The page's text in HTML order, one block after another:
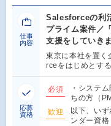
仕事
内容
Salesforceの利
プライム案件／
支援をしていき
東京に本社を置
rceをはじめとす
応募
資格
必須
・システ
ちの方（
歓迎
以下、い
ンダー資